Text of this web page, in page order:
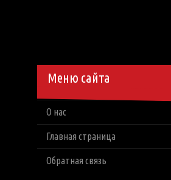
Меню сайта
О нас
Главная страница
Обратная связь